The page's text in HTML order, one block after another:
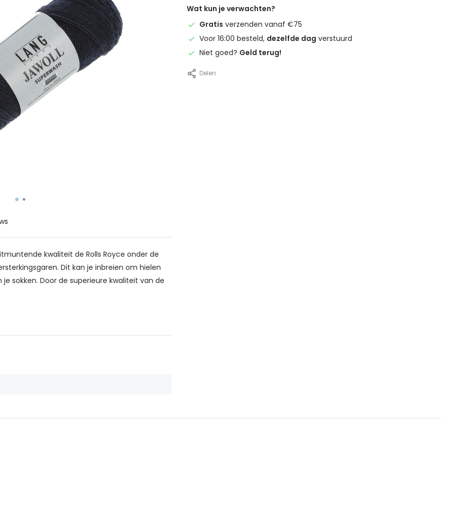
kwaliteit de Rolls Royce onder de
Dit kan je inbreien om hielen
sokken. Door de superieure kwaliteit van de
Wat kun je verwachten?
Gratis verzenden vanaf €75
Voor 16:00 besteld, dezelfde dag verstuurd
Niet goed? Geld terug!
Delen